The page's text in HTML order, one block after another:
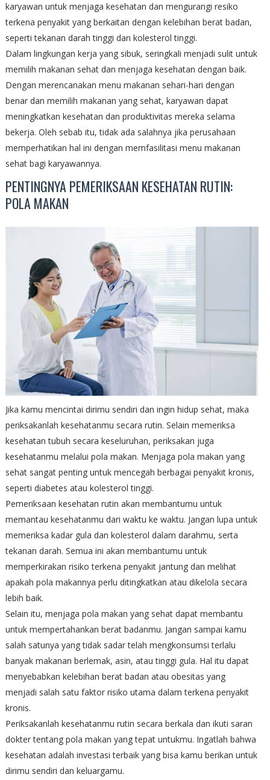
karyawan untuk menjaga kesehatan dan mengurangi resiko
terkena penyakit yang berkaitan dengan kelebihan berat badan,
seperti tekanan darah tinggi dan kolesterol tinggi.
Dalam lingkungan kerja yang sibuk, seringkali menjadi sulit untuk
memilih makanan sehat dan menjaga kesehatan dengan baik.
Dengan merencanakan menu makanan sehari-hari dengan
benar dan memilih makanan yang sehat, karyawan dapat
meningkatkan kesehatan dan produktivitas mereka selama
bekerja. Oleh sebab itu, tidak ada salahnya jika perusahaan
memperhatikan hal ini dengan memfasilitasi menu makanan
sehat bagi karyawannya.
PENTINGNYA PEMERIKSAAN KESEHATAN RUTIN:
POLA MAKAN
Jika kamu mencintai dirimu sendiri dan ingin hidup sehat, maka
periksakanlah kesehatanmu secara rutin. Selain memeriksa
kesehatan tubuh secara keseluruhan, periksakan juga
kesehatanmu melalui pola makan. Menjaga pola makan yang
sehat sangat penting untuk mencegah berbagai penyakit kronis,
seperti diabetes atau kolesterol tinggi.
Pemeriksaan kesehatan rutin akan membantumu untuk
memantau kesehatanmu dari waktu ke waktu. Jangan lupa untuk
memeriksa kadar gula dan kolesterol dalam darahmu, serta
tekanan darah. Semua ini akan membantumu untuk
memperkirakan risiko terkena penyakit jantung dan melihat
apakah pola makannya perlu ditingkatkan atau dikelola secara
lebih baik.
Selain itu, menjaga pola makan yang sehat dapat membantu
untuk mempertahankan berat badanmu. Jangan sampai kamu
salah satunya yang tidak sadar telah mengkonsumsi terlalu
banyak makanan berlemak, asin, atau tinggi gula. Hal itu dapat
menyebabkan kelebihan berat badan atau obesitas yang
menjadi salah satu faktor risiko utama dalam terkena penyakit
kronis.
Periksakanlah kesehatanmu rutin secara berkala dan ikuti saran
dokter tentang pola makan yang tepat untukmu. Ingatlah bahwa
kesehatan adalah investasi terbaik yang bisa kamu berikan untuk
dirimu sendiri dan keluargamu.